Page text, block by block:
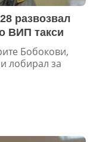
развозвал
ВИП такси
Бобокови,
лобирал за